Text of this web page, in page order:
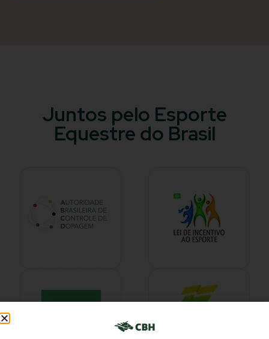
Juntos pelo Esporte
Equestre do Brasil​